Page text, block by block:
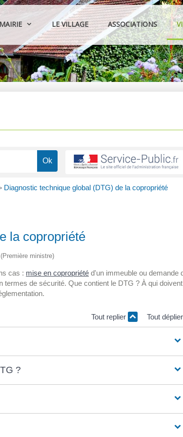
LE VILLAGE ASSOCIATIONS
Diagnostic technique global (DTG) de la copropriété
la copropriété
ministre)
cas : mise en copropriété d'un immeuble ou demande
de sécurité. Que contient le DTG ? À qui doivent
Tout replier Tout
?